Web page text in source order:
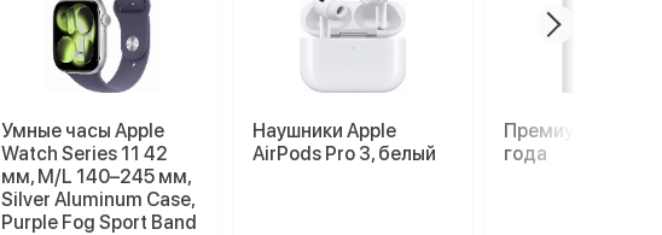
Умные часы Apple
Watch Series 11 42
мм, M/L 140–245 мм,
Silver Aluminum Case,
Purple Fog Sport Band
Наушники Apple
AirPods Pro 3, белый
Премиум
года